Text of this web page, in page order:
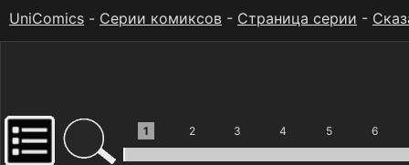
UniComics - Серии комиксов - Страница серии -
1 2 3 4 5 6